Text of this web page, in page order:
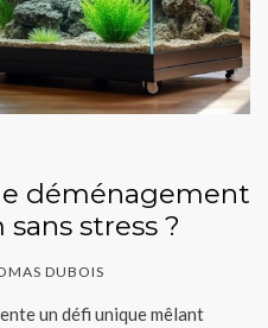
déménagement
stress ?
DUBOIS
un défi unique mêlant